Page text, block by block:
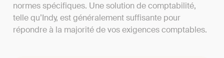
normes spécifiques. Une solution de comptabilité,
telle qu’Indy, est généralement suffisante pour
répondre à la majorité de vos exigences comptables.